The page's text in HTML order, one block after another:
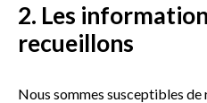
2. Les
recueillons
Nous sommes susceptibles